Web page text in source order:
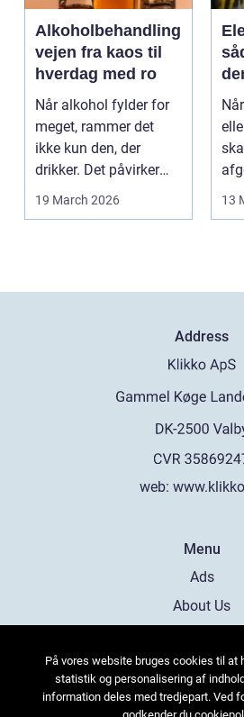
Alkoholbehandling
vejen fra kaos til
hverdag med ro
Når alkohol fylder for
meget, rammer det
ikke kun den, der
drikker. Det påvirker
også familie, arbej...
19 March 2026
til
13
Address
web:
Menu
Ads
About Us
Contact
Sitemap
På vores website bruges cookies til at
statistik og personalisering af
information deles med tredjepart. Ved